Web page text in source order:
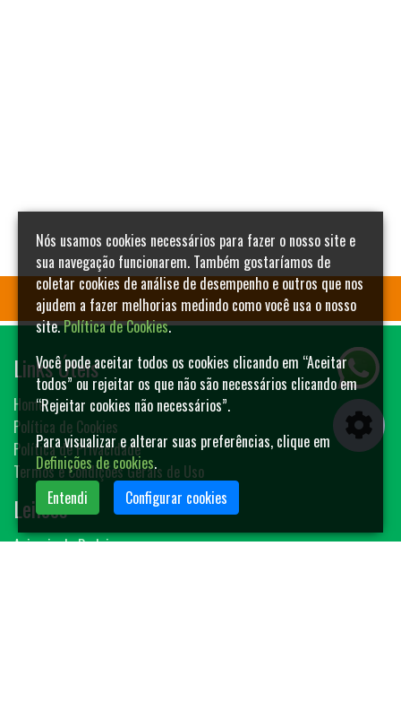
Links Úteis
Home
Política de Cookies
Política de Privacidade
Termos e Condições Gerais de Uso
Leilões
Animais de Rodeio
Nós usamos cookies necessários para fazer o nosso site e
sua navegação funcionarem. Também gostaríamos de
coletar cookies de análise de desempenho e outros que nos
ajudem a fazer melhorias medindo como você usa o nosso
site.Política de Cookies.
Você pode aceitar todos os cookies clicando em “Aceitar
todos” ou rejeitar os que não são necessários clicando em
“Rejeitar cookies não necessários”.
Para visualizar e alterar suas preferências, clique em
Definições de cookies.
Entendi
Configurar cookies